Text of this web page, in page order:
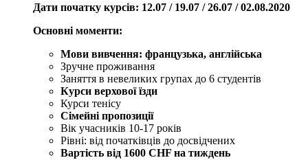
Дати початку курсів: 12.07 / 19.07 / 26.07 / 02.08.2020
Основні моменти:
Мови вивчення: французька, англійська
Зручне проживання
Заняття в невеликих групах до 6 студентів
Курси верхової їзди
Курси тенісу
Сімейні пропозиції
Вік учасників 10-17 років
Рівні: від початківців до досвідчених
Вартість від 1600 CHF на тиждень